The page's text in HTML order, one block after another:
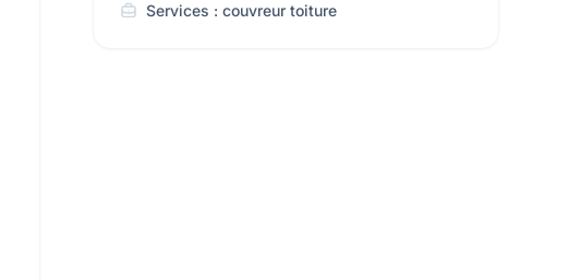
Services : couvreur toiture